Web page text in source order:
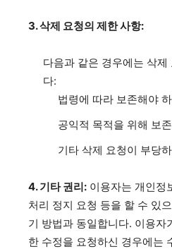
3. 삭제 요청의 제한 사항:
다음과 같은 경우에는 삭
다:
법령에 따라 보존해야
공익적 목적을 위해 보
기타 삭제 요청이 부당
4. 기타 권리: 이용자는 개인정
처리 정지 요청 등을 할 수 있
기 방법과 동일합니다. 이용자
한 수정을 요청하신 경우에는